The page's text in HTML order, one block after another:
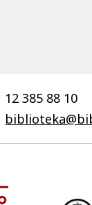
12 385 88 10